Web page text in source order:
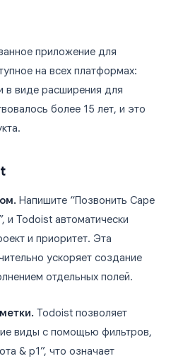
приложение для
на всех платформах:
в виде расширения для
более 15 лет, и это
Напишите “Позвонить Саре
и Todoist автоматически
и приоритет. Эта
ускоряет создание
отдельных полей.
Todoist позволяет
виды с помощью фильтров,
& p1”, что означает